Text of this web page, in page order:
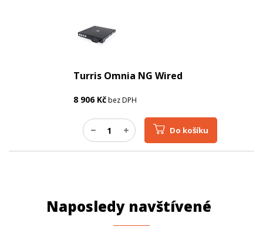
Turris Omnia NG Wired
8 906Kčbez DPH
Do košíku
Naposledy navštívené